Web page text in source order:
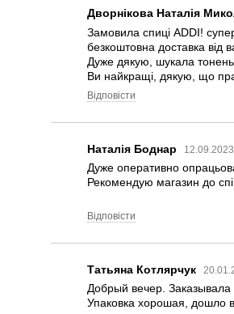
Дворнікова Наталія
Замовила спиці ADDI!
безкоштовна доставка від
Дуже дякую, шукала
Ви найкращі, дякую, що
Відповісти
Наталія Боднар
Дуже оперативно
Рекомендую магазин до
Відповісти
Татьяна Котлярчук
Добрый вечер. Заказывала
Упаковка хорошая, дошло